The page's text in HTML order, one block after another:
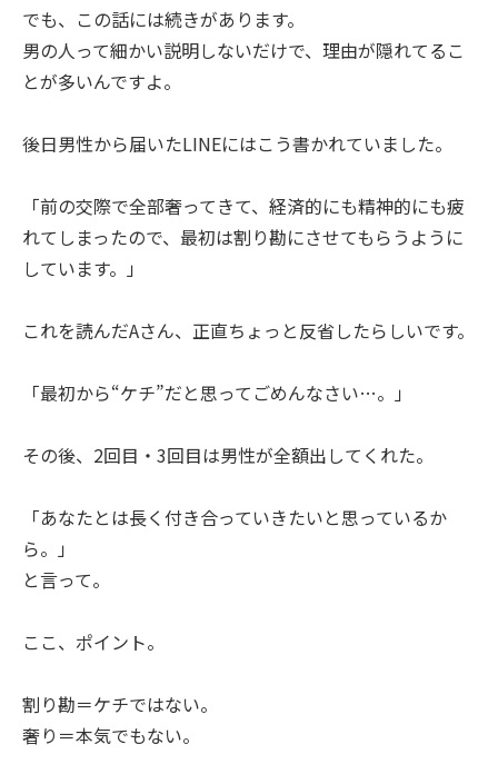
でも、この話には続きがあります。
男の人って細かい説明しないだけで、理由が隠れてるこ
とが多いんですよ。
後日男性から届いたLINEにはこう書かれていました。
「前の交際で全部奢ってきて、経済的にも精神的にも疲
れてしまったので、最初は割り勘にさせてもらうように
しています。」
これを読んだAさん、正直ちょっと反省したらしいです。
「最初から“ケチ”だと思ってごめんなさい…。」
その後、2回目・3回目は男性が全額出してくれた。
「あなたとは長く付き合っていきたいと思っているか
ら。」
と言って。
ここ、ポイント。
割り勘＝ケチではない。
奢り＝本気でもない。